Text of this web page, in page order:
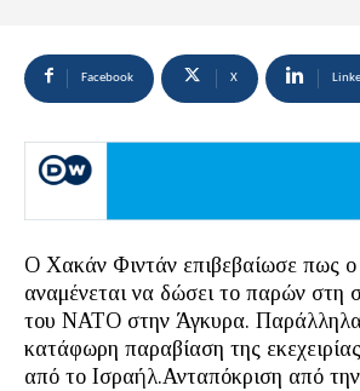
Facebook X
Ο Χακάν Φιντάν επιβεβαίωσε πως
αναμένεται να δώσει το παρών στη
του ΝΑΤΟ στην Άγκυρα.
κατάφωρη παραβίαση της
από το Ισραήλ.Ανταπόκριση από την